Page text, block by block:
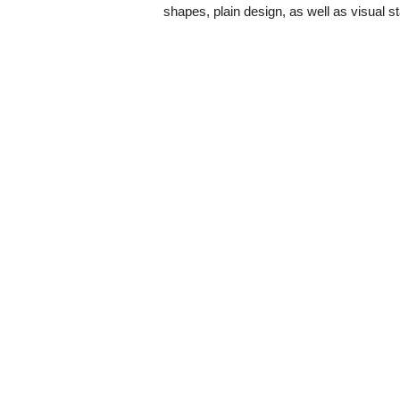
shapes, plain design, as well as visual